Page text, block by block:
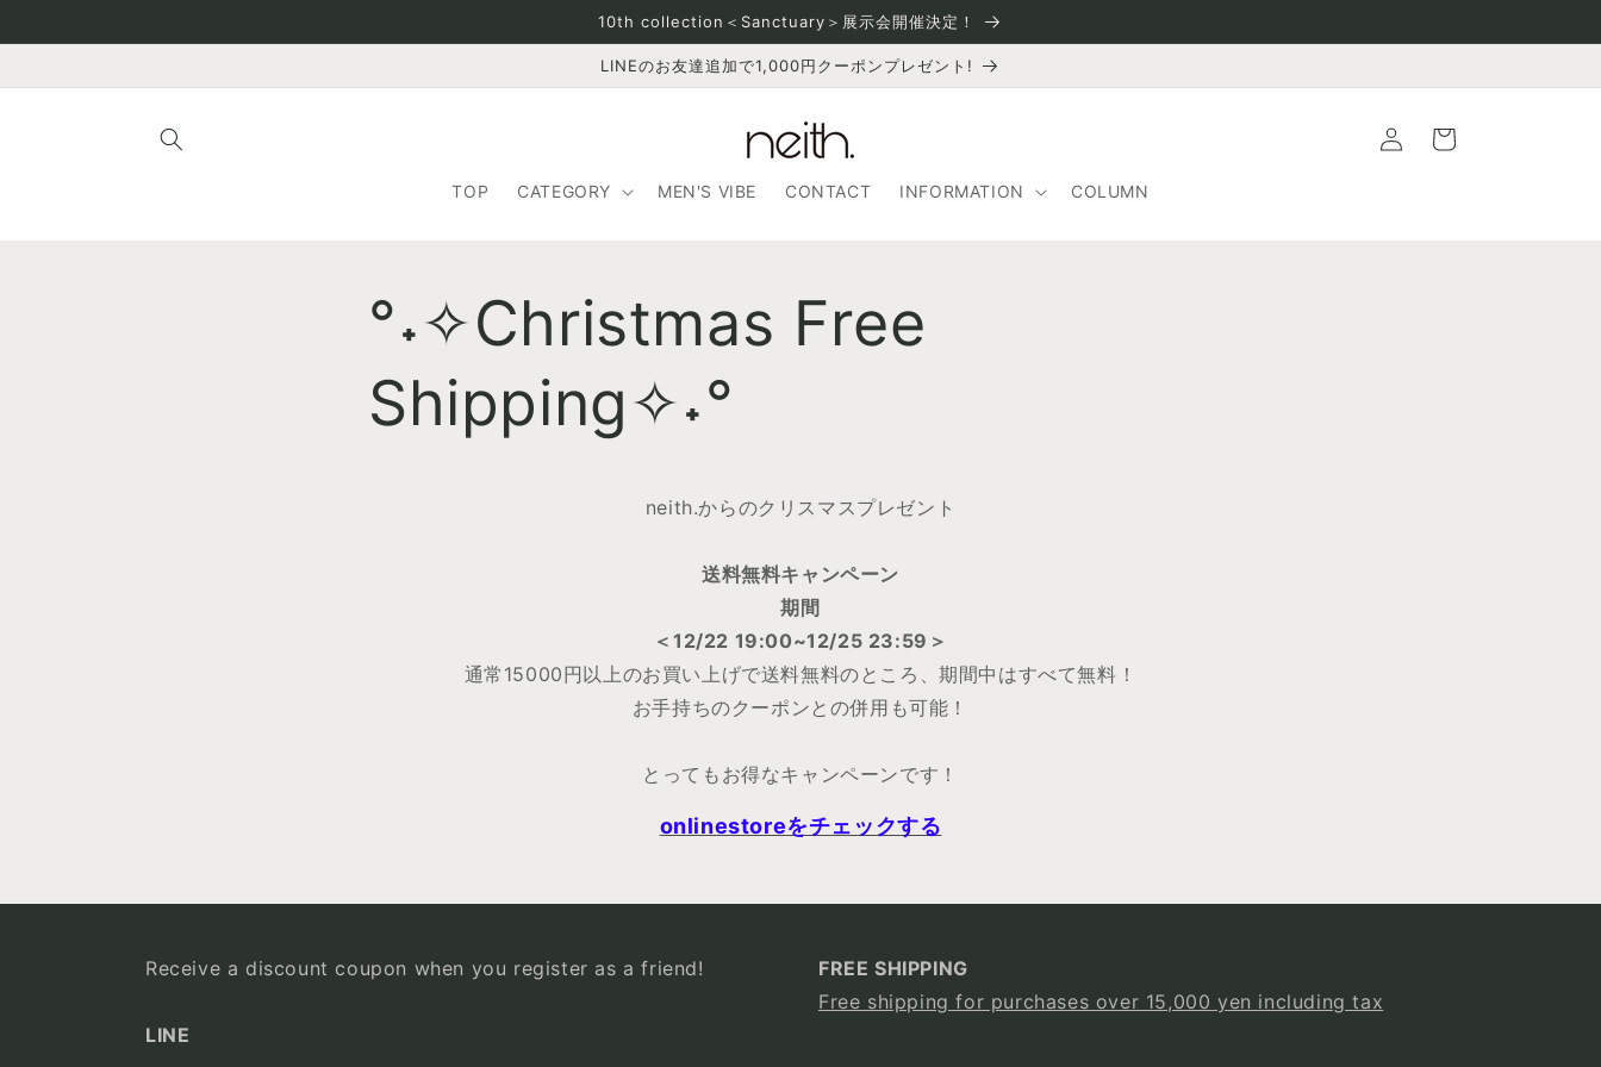
10th collection＜Sanctuary＞展示会開催決定！
LINEのお友達追加で1,000円クーポンプレゼント!
TOP CATEGORY MEN'S VIBE CONTACT INFORMATION COLUMN
Log
in
Cart
°˖✧Christmas Free
Shipping✧˖°
neith.からのクリスマスプレゼント
送料無料キャンペーン
期間
＜12/22 19:00~12/25 23:59＞
通常15000円以上のお買い上げで送料無料のところ、期間中はすべて無料！
お手持ちのクーポンとの併用も可能！
とってもお得なキャンペーンです！
onlinestoreをチェックする
Receive a discount coupon when you register as a friend!
LINE
FREE SHIPPING
Free shipping for purchases over 15,000 yen including tax